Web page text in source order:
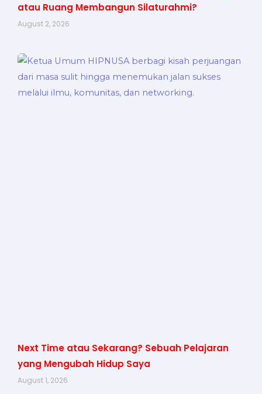
atau Ruang Membangun Silaturahmi?
August 2, 2026
Next Time atau Sekarang? Sebuah Pelajaran
yang Mengubah Hidup Saya
August 1, 2026